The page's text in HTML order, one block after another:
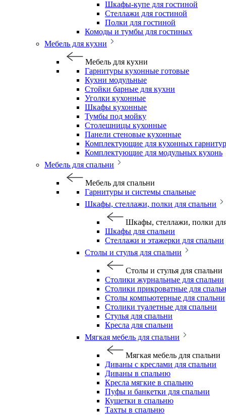
Шкафы-купе для гостиной
Стеллажи для гостиной
Полки для гостиной
Комоды и тумбы для гостиных
Мебель для кухни
Мебель для кухни
Гарнитуры кухонные готовые
Кухни модульные
Стойки барные для кухни
Уголки кухонные
Шкафы кухонные
Тумбы под мойку
Столешницы кухонные
Панели стеновые кухонные
Комплектующие для кухонных
Комплектующие для модульных кухонь
Мебель для спальни
Мебель для спальни
Гарнитуры и системы спальные
Шкафы, стеллажи, полки для спальни
Шкафы, стеллажи, полки
Шкафы для спальни
Стеллажи и этажерки для спальни
Столы и стулья для спальни
Столы и стулья для спальни
Столики журнальные для спальни
Столики прикроватные для
Столы компьютерные для спальни
Столики туалетные для спальни
Стулья для спальни
Кресла для спальни
Мягкая мебель для спальни
Мягкая мебель для спальни
Диваны с креслами для спальни
Диваны в спальню
Кресла мягкие в спальню
Пуфы и банкетки для спальни
Кушетки в спальню
Тахты в спальню